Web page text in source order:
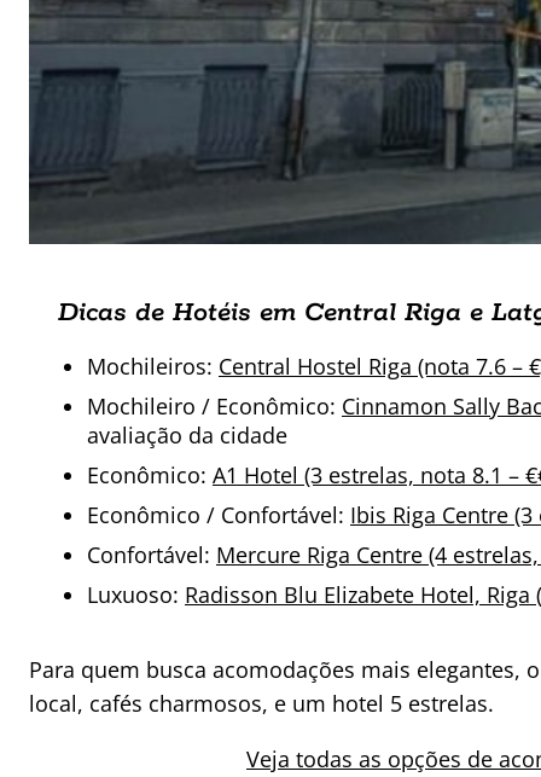
Dicas de Hotéis em Central Riga e
Mochileiros: Central Hostel Riga (nota 7.6 –
Mochileiro / Econômico: Cinnamon Sally
avaliação da cidade
Econômico: A1 Hotel (3 estrelas, nota 8.1 –
Econômico / Confortável: Ibis Riga Centre
Confortável: Mercure Riga Centre (4
Luxuoso: Radisson Blu Elizabete Hotel, Riga
Para quem busca acomodações mais elegantes,
local, cafés charmosos, e um hotel 5 estrelas.
Veja todas as opções de